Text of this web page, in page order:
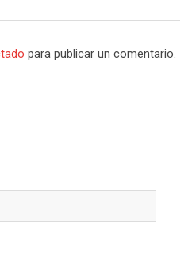
para publicar un comentario.